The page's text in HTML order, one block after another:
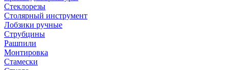
Стеклорезы
Столярный инструмент
Лобзики ручные
Струбцины
Рашпили
Монтировка
Стамески